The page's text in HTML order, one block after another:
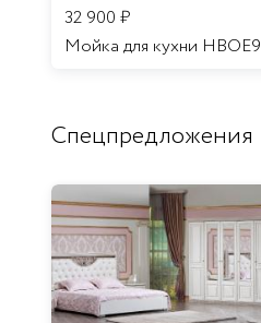
32 900 ₽
Мойка для кухни HBOE9
Спецпредложения